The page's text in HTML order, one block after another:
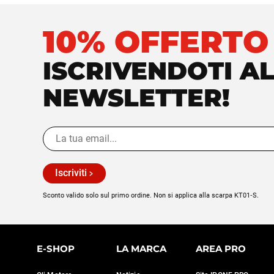
Continua senza consenso
10% OFFERTO
ISCRIVENDOTI
NEWSLETTER!
Iscriviti
Sconto valido solo sul primo ordine. Non si applica alla scarpa KT01‑S.
E-SHOP LA MARCA AREA PRO